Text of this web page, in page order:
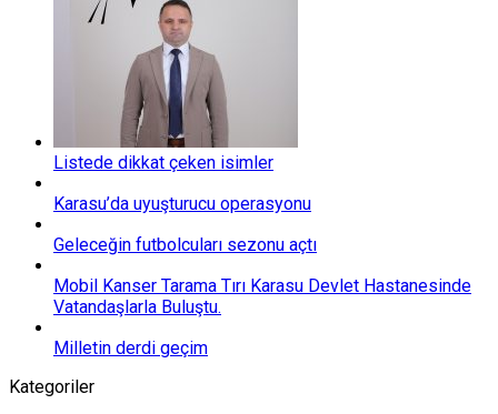
Listede dikkat çeken isimler
Karasu’da uyuşturucu operasyonu
Geleceğin futbolcuları sezonu açtı
Mobil Kanser Tarama Tırı Karasu Devlet Hastanesinde
Vatandaşlarla Buluştu.
Milletin derdi geçim
Kategoriler